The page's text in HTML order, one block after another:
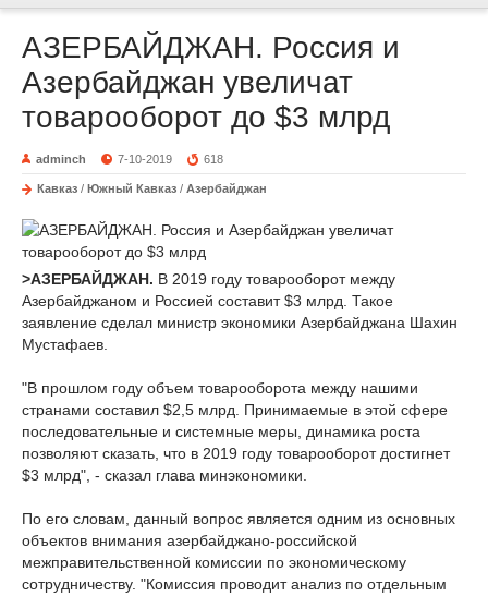
АЗЕРБАЙДЖАН. Россия и
Азербайджан увеличат
товарооборот до $3 млрд
adminch 7-10-2019 618
Кавказ / Южный Кавказ / Азербайджан
>АЗЕРБАЙДЖАН. В 2019 году товарооборот между
Азербайджаном и Россией составит $3 млрд. Такое
заявление сделал министр экономики Азербайджана Шахин
Мустафаев.
"В прошлом году объем товарооборота между нашими
странами составил $2,5 млрд. Принимаемые в этой сфере
последовательные и системные меры, динамика роста
позволяют сказать, что в 2019 году товарооборот достигнет
$3 млрд", - сказал глава минэкономики.
По его словам, данный вопрос является одним из основных
объектов внимания азербайджано-российской
межправительственной комиссии по экономическому
сотрудничеству. "Комиссия проводит анализ по отдельным